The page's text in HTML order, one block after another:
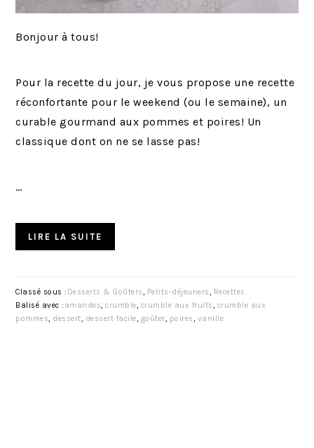
Bonjour à tous!
Pour la recette du jour, je vous propose une recette
réconfortante pour le weekend (ou le semaine), un
curable gourmand aux pommes et poires! Un
classique dont on ne se lasse pas!
…
LIRE LA SUITE
Classé sous : Desserts & Goûters Petits-déjeuners
Recettes
Balisé avec : amandes ,crumble crumble aux fruits
crumble aux
pommes
dessert dessert facile goûter poires vanille